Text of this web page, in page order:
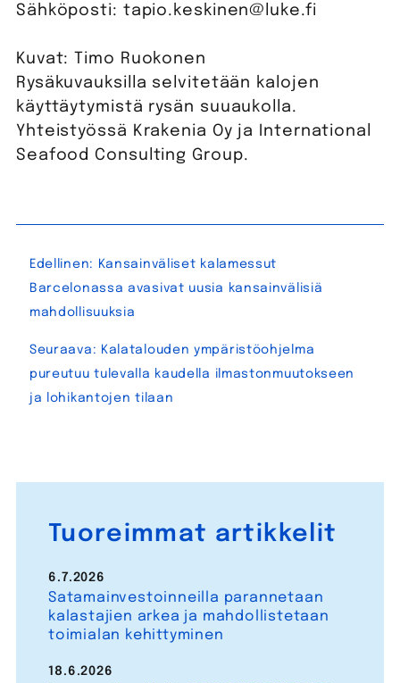
Sähköposti: tapio.keskinen@luke.fi
Kuvat: Timo Ruokonen
Rysäkuvauksilla selvitetään kalojen
käyttäytymistä rysän suuaukolla.
Yhteistyössä Krakenia Oy ja International
Seafood Consulting Group.
Artikkelien
selaus
Edellinen:
Kansainväliset kalamessut
Barcelonassa avasivat uusia kansainvälisiä
mahdollisuuksia
Seuraava: Kalatalouden ympäristöohjelma
pureutuu tulevalla kaudella ilmastonmuutokseen
ja lohikantojen tilaan
Tuoreimmat artikkelit
Satamainvestoinneilla parannetaan
kalastajien arkea ja mahdollistetaan
toimialan kehittyminen
6.7.2026
18.6.2026